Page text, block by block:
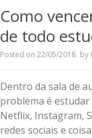
Como
de todo
Posted on 22/05/2018 by
Dentro da sala de
problema é
Netflix, Instagram,
redes sociais e